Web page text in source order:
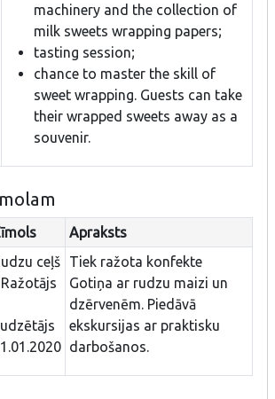
machinery and the collection of
milk sweets wrapping papers;
tasting session;
chance to master the skill of
sweet wrapping. Guests can take
their wrapped sweets away as a
souvenir.
Apraksts
ceļš
Tiek ražota konfekte
Gotiņa ar rudzu maizi un
dzērvenēm. Piedāvā
ekskursijas ar praktisku
darbošanos.